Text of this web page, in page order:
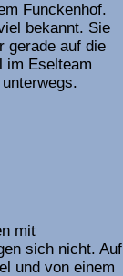
Funckenhof.
bekannt. Sie
gerade auf die
im Eselteam
mit
sich nicht. Auf
und von einem